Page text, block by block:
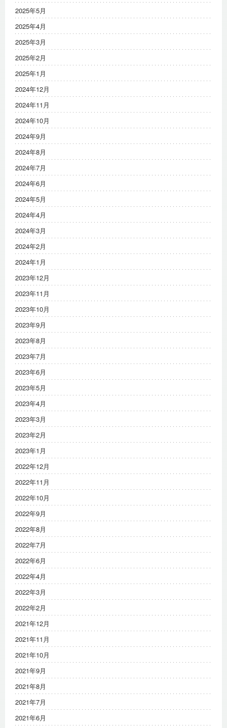
2025年5月
2025年4月
2025年3月
2025年2月
2025年1月
2024年12月
2024年11月
2024年10月
2024年9月
2024年8月
2024年7月
2024年6月
2024年5月
2024年4月
2024年3月
2024年2月
2024年1月
2023年12月
2023年11月
2023年10月
2023年9月
2023年8月
2023年7月
2023年6月
2023年5月
2023年4月
2023年3月
2023年2月
2023年1月
2022年12月
2022年11月
2022年10月
2022年9月
2022年8月
2022年7月
2022年6月
2022年4月
2022年3月
2022年2月
2021年12月
2021年11月
2021年10月
2021年9月
2021年8月
2021年7月
2021年6月